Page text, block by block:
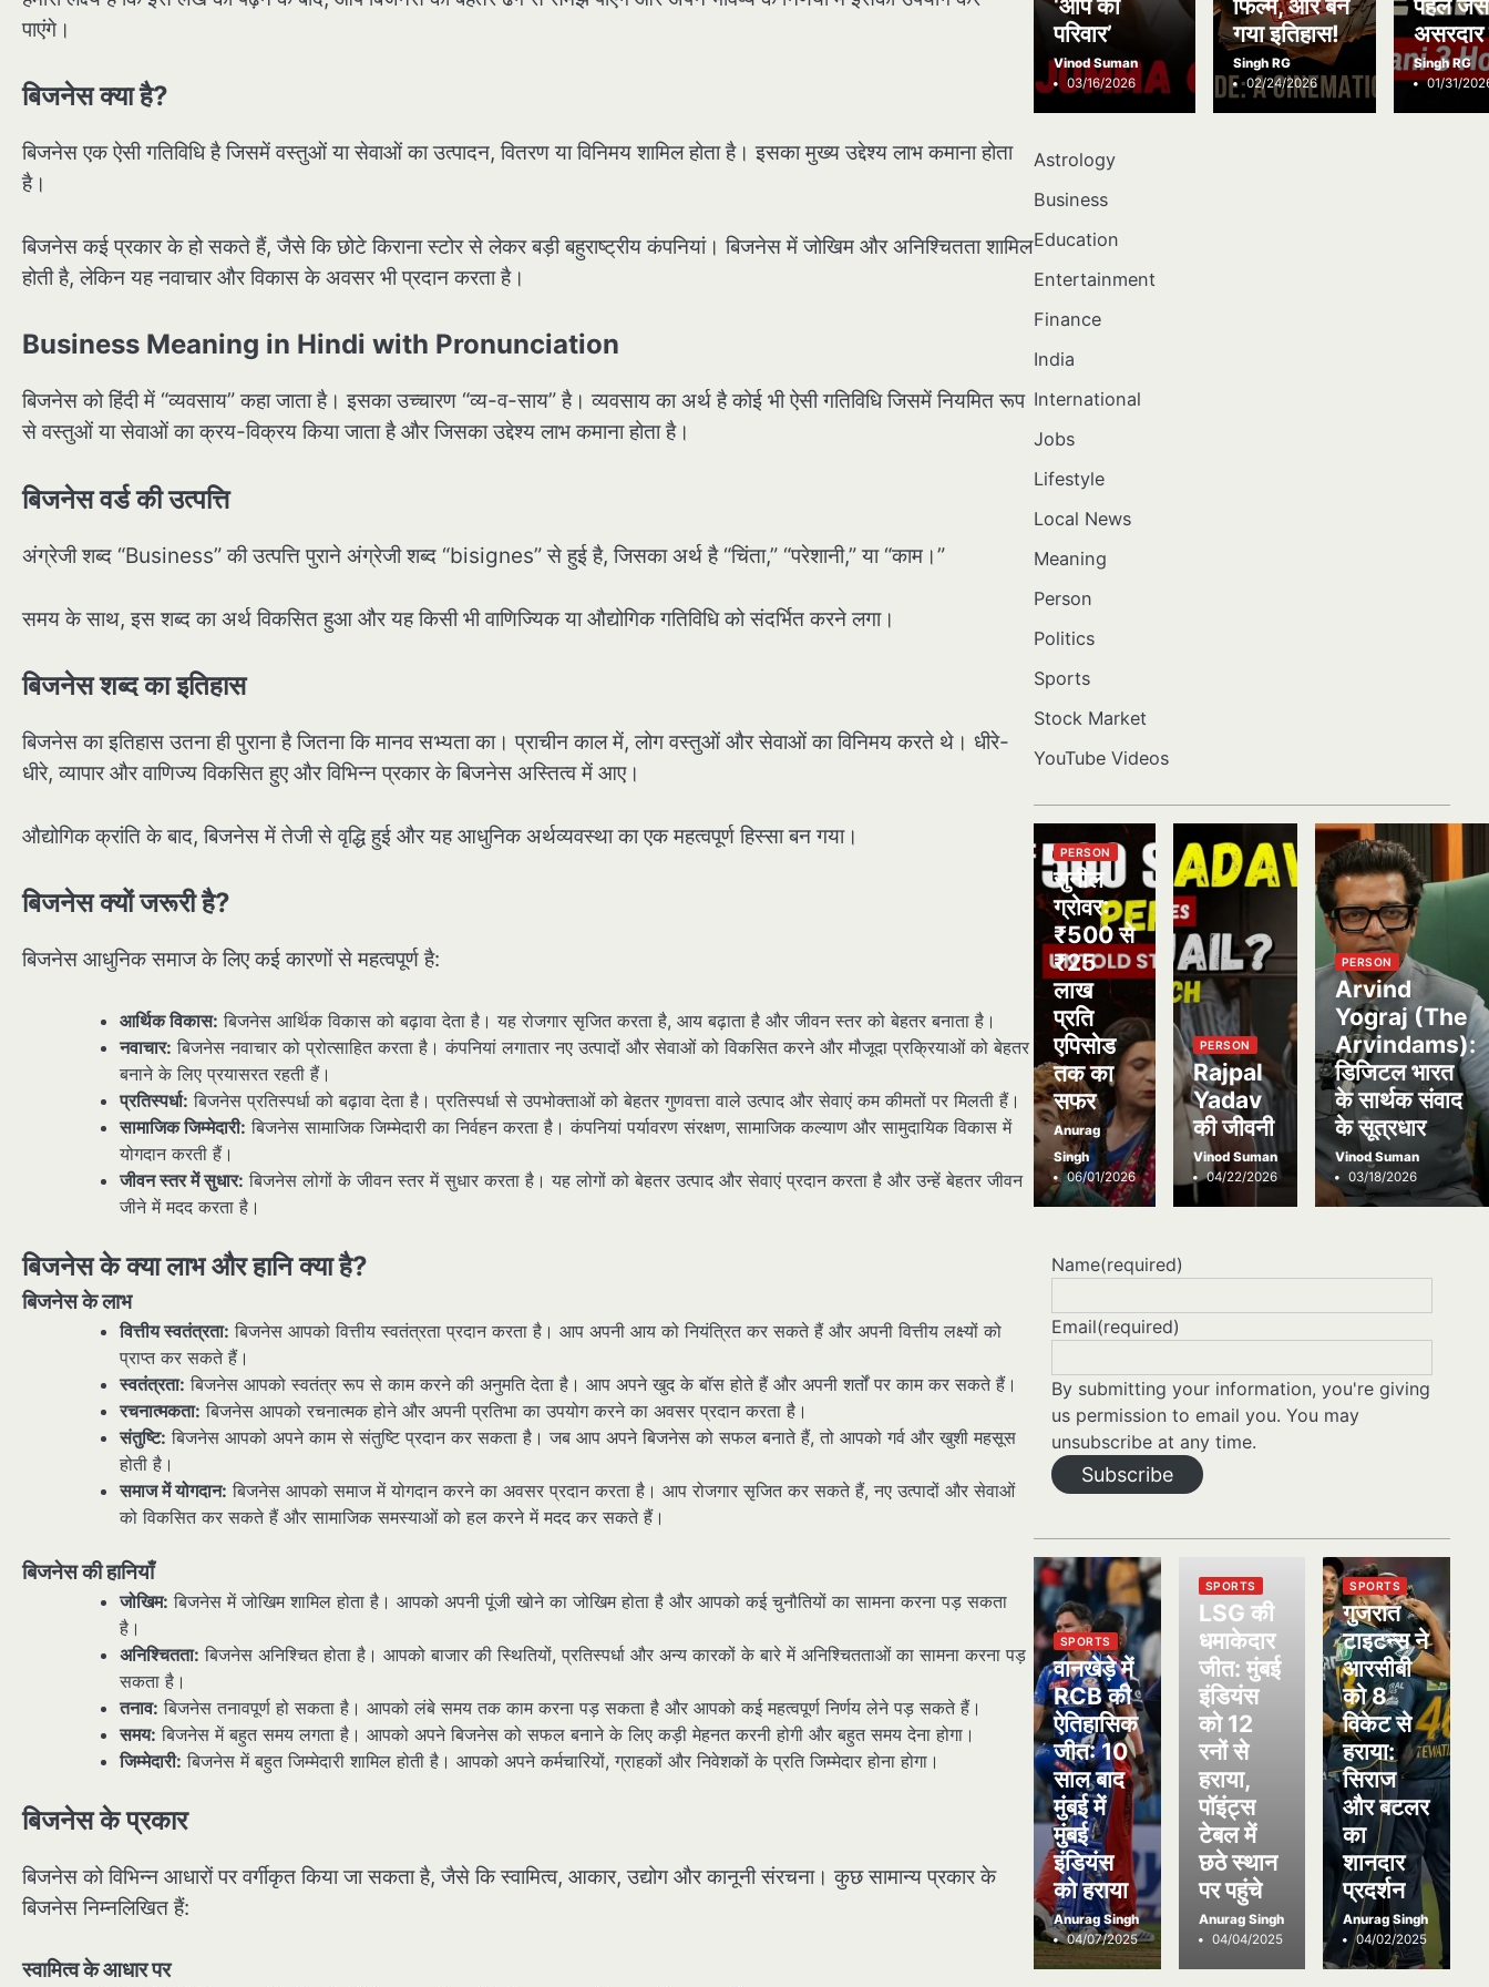
पाएंगे।
बिजनेस क्या है?
बिजनेस एक ऐसी गतिविधि है जिसमें वस्तुओं या सेवाओं का उत्पादन, वितरण या विनिमय शामिल होता है। इसका मुख्य उद्देश्य लाभ कमाना होता
है।
बिजनेस कई प्रकार के हो सकते हैं, जैसे कि छोटे किराना स्टोर से लेकर बड़ी बहुराष्ट्रीय कंपनियां। बिजनेस में जोखिम और अनिश्चितता शामिल
होती है, लेकिन यह नवाचार और विकास के अवसर भी प्रदान करता है।
Business Meaning in Hindi with Pronunciation
बिजनेस को हिंदी में “व्यवसाय” कहा जाता है। इसका उच्चारण “व्य-व-साय” है। व्यवसाय का अर्थ है कोई भी ऐसी गतिविधि जिसमें नियमित रूप
से वस्तुओं या सेवाओं का क्रय-विक्रय किया जाता है और जिसका उद्देश्य लाभ कमाना होता है।
बिजनेस वर्ड की उत्पत्ति
अंग्रेजी शब्द “Business” की उत्पत्ति पुराने अंग्रेजी शब्द “bisignes” से हुई है, जिसका अर्थ है “चिंता,” “परेशानी,” या “काम।”
समय के साथ, इस शब्द का अर्थ विकसित हुआ और यह किसी भी वाणिज्यिक या औद्योगिक गतिविधि को संदर्भित करने लगा।
बिजनेस शब्द का इतिहास
बिजनेस का इतिहास उतना ही पुराना है जितना कि मानव सभ्यता का। प्राचीन काल में, लोग वस्तुओं और सेवाओं का विनिमय करते थे। धीरे-
धीरे, व्यापार और वाणिज्य विकसित हुए और विभिन्न प्रकार के बिजनेस अस्तित्व में आए।
औद्योगिक क्रांति के बाद, बिजनेस में तेजी से वृद्धि हुई और यह आधुनिक अर्थव्यवस्था का एक महत्वपूर्ण हिस्सा बन गया।
बिजनेस क्यों जरूरी है?
बिजनेस आधुनिक समाज के लिए कई कारणों से महत्वपूर्ण है:
आर्थिक विकास: बिजनेस आर्थिक विकास को बढ़ावा देता है। यह रोजगार सृजित करता है, आय बढ़ाता है और जीवन स्तर को बेहतर बनाता है।
नवाचार: बिजनेस नवाचार को प्रोत्साहित करता है। कंपनियां लगातार नए उत्पादों और सेवाओं को विकसित करने और मौजूदा प्रक्रियाओं को बेहतर
बनाने के लिए प्रयासरत रहती हैं।
प्रतिस्पर्धा: बिजनेस प्रतिस्पर्धा को बढ़ावा देता है। प्रतिस्पर्धा से उपभोक्ताओं को बेहतर गुणवत्ता वाले उत्पाद और सेवाएं कम कीमतों पर मिलती हैं।
सामाजिक जिम्मेदारी: बिजनेस सामाजिक जिम्मेदारी का निर्वहन करता है। कंपनियां पर्यावरण संरक्षण, सामाजिक कल्याण और सामुदायिक विकास में
योगदान करती हैं।
जीवन स्तर में सुधार: बिजनेस लोगों के जीवन स्तर में सुधार करता है। यह लोगों को बेहतर उत्पाद और सेवाएं प्रदान करता है और उन्हें बेहतर जीवन
जीने में मदद करता है।
बिजनेस के क्या लाभ और हानि क्या है?
बिजनेस के लाभ
वित्तीय स्वतंत्रता: बिजनेस आपको वित्तीय स्वतंत्रता प्रदान करता है। आप अपनी आय को नियंत्रित कर सकते हैं और अपनी वित्तीय लक्ष्यों को
प्राप्त कर सकते हैं।
स्वतंत्रता: बिजनेस आपको स्वतंत्र रूप से काम करने की अनुमति देता है। आप अपने खुद के बॉस होते हैं और अपनी शर्तों पर काम कर सकते हैं।
रचनात्मकता: बिजनेस आपको रचनात्मक होने और अपनी प्रतिभा का उपयोग करने का अवसर प्रदान करता है।
संतुष्टि: बिजनेस आपको अपने काम से संतुष्टि प्रदान कर सकता है। जब आप अपने बिजनेस को सफल बनाते हैं, तो आपको गर्व और खुशी महसूस
होती है।
समाज में योगदान: बिजनेस आपको समाज में योगदान करने का अवसर प्रदान करता है। आप रोजगार सृजित कर सकते हैं, नए उत्पादों और सेवाओं
को विकसित कर सकते हैं और सामाजिक समस्याओं को हल करने में मदद कर सकते हैं।
बिजनेस की हानियाँ
जोखिम: बिजनेस में जोखिम शामिल होता है। आपको अपनी पूंजी खोने का जोखिम होता है और आपको कई चुनौतियों का सामना करना पड़ सकता
है।
अनिश्चितता: बिजनेस अनिश्चित होता है। आपको बाजार की स्थितियों, प्रतिस्पर्धा और अन्य कारकों के बारे में अनिश्चितताओं का सामना करना पड़
सकता है।
तनाव: बिजनेस तनावपूर्ण हो सकता है। आपको लंबे समय तक काम करना पड़ सकता है और आपको कई महत्वपूर्ण निर्णय लेने पड़ सकते हैं।
समय: बिजनेस में बहुत समय लगता है। आपको अपने बिजनेस को सफल बनाने के लिए कड़ी मेहनत करनी होगी और बहुत समय देना होगा।
जिम्मेदारी: बिजनेस में बहुत जिम्मेदारी शामिल होती है। आपको अपने कर्मचारियों, ग्राहकों और निवेशकों के प्रति जिम्मेदार होना होगा।
बिजनेस के प्रकार
बिजनेस को विभिन्न आधारों पर वर्गीकृत किया जा सकता है, जैसे कि स्वामित्व, आकार, उद्योग और कानूनी संरचना। कुछ सामान्य प्रकार के
बिजनेस निम्नलिखित हैं:
स्वामित्व के आधार पर
‘आप का
परिवार’
Vinod Suman
03/16/2026
फिल्में, और बन
गया इतिहास!
Singh RG
02/24/2026
पहले
असरदार
Singh RG
01/31/
Astrology
Business
Education
Entertainment
Finance
India
International
Jobs
Lifestyle
Local News
Meaning
Person
Politics
Sports
Stock Market
YouTube Videos
PERSON
सुनील
ग्रोवर:
₹500 से
₹25
लाख
प्रति
एपिसोड
तक का
सफर
Anurag
Singh
06/01/2026
PERSON
Rajpal
Yadav
की जीवनी
Vinod Suman
04/22/2026
PERSON
Arvind
Yograj (The
Arvindams):
डिजिटल भारत
के सार्थक संवाद
के सूत्रधार
Vinod Suman
03/18/2026
Name(required)
Email(required)
By submitting your information, you're giving
us permission to email you. You may
unsubscribe at any time.
Subscribe
SPORTS
वानखेड़े में
RCB की
ऐतिहासिक
जीत: 10
साल बाद
मुंबई में
मुंबई
इंडियंस
को हराया
Anurag Singh
04/07/2025
SPORTS
LSG की
धमाकेदार
जीत: मुंबई
इंडियंस
को 12
रनों से
हराया,
पॉइंट्स
टेबल में
छठे स्थान
पर पहुंचे
Anurag Singh
04/04/2025
SPORTS
गुजरात
टाइटन्स ने
आरसीबी
को 8
विकेट से
हराया:
सिराज
और बटलर
का
शानदार
प्रदर्शन
Anurag Singh
04/02/2025